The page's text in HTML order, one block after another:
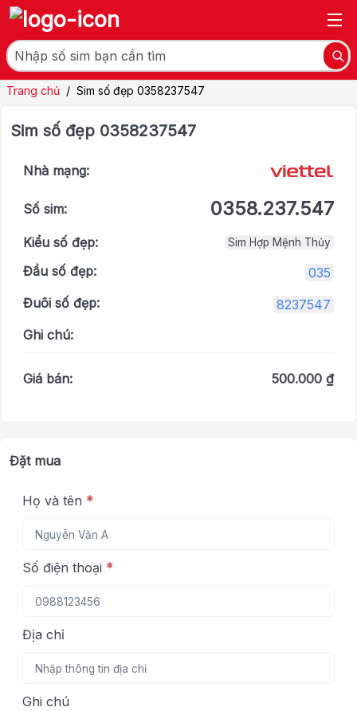
Trang chủ / Sim số đẹp 0358237547
Sim số đẹp 0358237547
Nhà mạng:
Số sim: 0358.237.547
Kiểu số đẹp: Sim Hợp Mệnh Thủy
Đầu số đẹp:
035
Đuôi số đẹp:
8237547
Ghi chú:
Giá bán: 500.000 ₫
Đặt mua
Họ và tên *
Số điện thoại *
Địa chỉ
Ghi chú